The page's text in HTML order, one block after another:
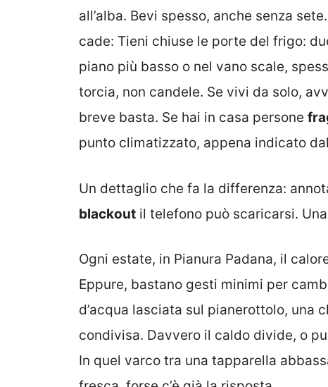
all’alba. Bevi spesso, anche senza
cade: Tieni chiuse le porte del frigo:
piano più basso o nel vano scale,
torcia, non candele. Se vivi da solo,
breve basta. Se hai in casa persone
punto climatizzato, appena indicato
Un dettaglio che fa la differenza:
blackout il telefono può scaricarsi.
Ogni estate, in Pianura Padana, il
Eppure, bastano gesti minimi per
d’acqua lasciata sul pianerottolo, una
condivisa. Davvero il caldo divide, o
In quel varco tra una tapparella